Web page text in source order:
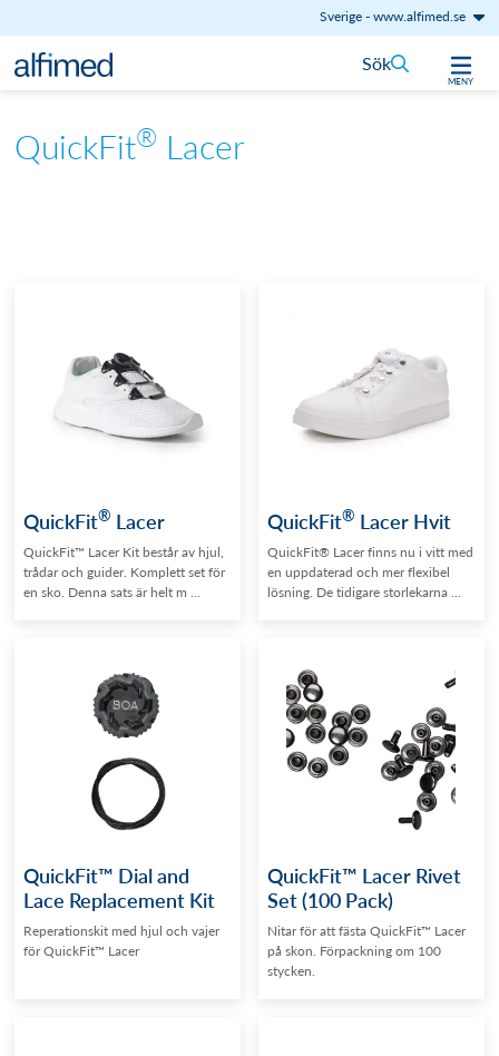
Sverige-www.alfimed.se
Hoppa till innehåll
MENY
Sök
QuickFit® Lacer
QuickFit® Lacer
QuickFit™ Lacer Kit består av hjul,
trådar och guider. Komplett set för
en sko. Denna sats är helt m ...
QuickFit® Lacer Hvit
QuickFit® Lacer finns nu i vitt med
en uppdaterad och mer flexibel
lösning. De tidigare storlekarna ...
QuickFit™ Dial and
Lace Replacement Kit
Reperationskit med hjul och vajer
för QuickFit™ Lacer
QuickFit™ Lacer Rivet
Set (100 Pack)
Nitar för att fästa QuickFit™ Lacer
på skon. Förpackning om 100
stycken.